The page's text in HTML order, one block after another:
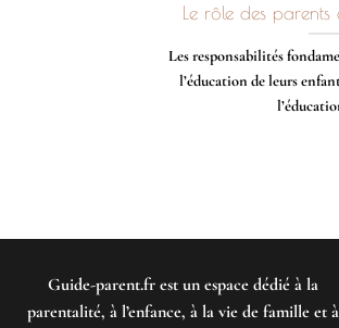
Le rôle des parents
Les responsabilités
l’éducation de leurs
Guide-parent.frest un espace dédié à la
parentalité, à l’enfance, à la vie de famille et à